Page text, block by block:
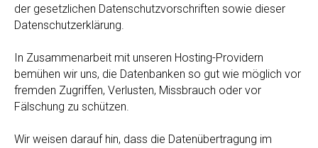
der gesetzlichen Datenschutzvorschriften sowie dieser
Datenschutzerklärung.
In Zusammenarbeit mit unseren Hosting-Providern
bemühen wir uns, die Datenbanken so gut wie möglich vor
fremden Zugriffen, Verlusten, Missbrauch oder vor
Fälschung zu schützen.
Wir weisen darauf hin, dass die Datenübertragung im